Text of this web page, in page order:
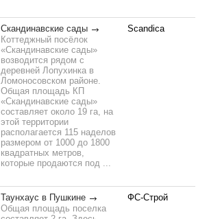
Скандинавские сады
Коттеджный посёлок
«Скандинавские сады»
возводится рядом с
деревней Лопухинка в
Ломоносовском районе.
Общая площадь КП
«Скандинавские сады»
составляет около 19 га, на
этой территории
располагается 115 наделов
размером от 1000 до 1800
квадратных метров,
которые продаются под ...
Scandica
Таунхаус в Пушкине
Общая площадь поселка
ФС-Строй